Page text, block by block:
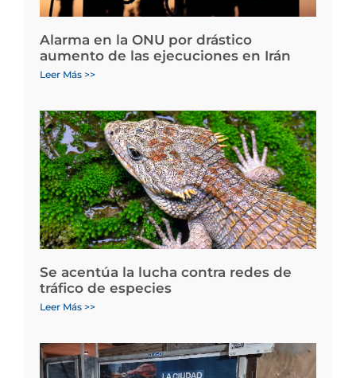
Alarma en la ONU por drástico
aumento de las ejecuciones en Irán
Leer Más >>
Se acentúa la lucha contra redes de
tráfico de especies
Leer Más >>